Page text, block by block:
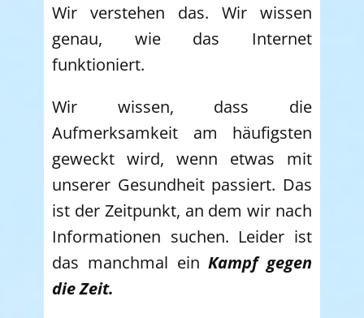
Wir verstehen das. Wir wissen
genau, wie das Internet
funktioniert.
Wir wissen, dass die
Aufmerksamkeit am häufigsten
geweckt wird, wenn etwas mit
unserer Gesundheit passiert. Das
ist der Zeitpunkt, an dem wir nach
Informationen suchen. Leider ist
das manchmal einKampf gegen
die Zeit.